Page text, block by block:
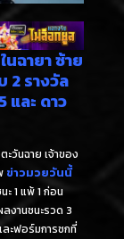
ฉายา ซ้าย
2 รางวัล
และ ดาว
วันฉาย เจ้าของ
ข่าวมวยวันนี้
1 แพ้ 1 ก่อน
ลงานชนะรวด 3
ละฟอร์มการชกที่